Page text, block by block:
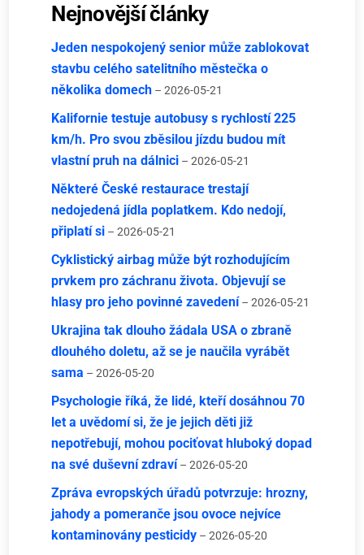
Nejnovější články
Jeden nespokojený senior může zablokovat
stavbu celého satelitního městečka o
několika domech – 2026-05-21
Kalifornie testuje autobusy s rychlostí 225
km/h. Pro svou zběsilou jízdu budou mít
vlastní pruh na dálnici – 2026-05-21
Některé České restaurace trestají
nedojedená jídla poplatkem. Kdo nedojí,
připlatí si – 2026-05-21
Cyklistický airbag může být rozhodujícím
prvkem pro záchranu života. Objevují se
hlasy pro jeho povinné zavedení – 2026-05-21
Ukrajina tak dlouho žádala USA o zbraně
dlouhého doletu, až se je naučila vyrábět
sama – 2026-05-20
Psychologie říká, že lidé, kteří dosáhnou 70
let a uvědomí si, že je jejich děti již
nepotřebují, mohou pociťovat hluboký dopad
na své duševní zdraví – 2026-05-20
Zpráva evropských úřadů potvrzuje: hrozny,
jahody a pomeranče jsou ovoce nejvíce
kontaminovány pesticidy – 2026-05-20